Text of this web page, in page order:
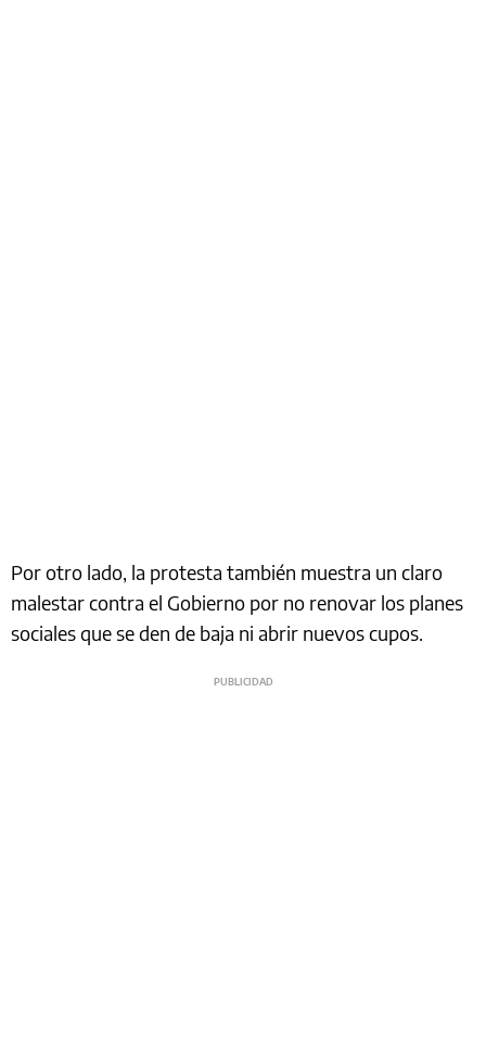
Por otro lado, la protesta también muestra un claro
malestar contra el Gobierno por no renovar los planes
sociales que se den de baja ni abrir nuevos cupos.